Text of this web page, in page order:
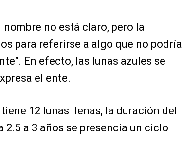
no está claro, pero la
para referirse a algo que no podría
En efecto, las lunas azules se
el ente.
12 lunas llenas, la duración del
2.5 a 3 años se presencia un ciclo